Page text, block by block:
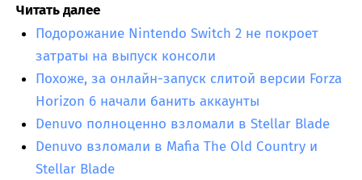
Читать далее
Подорожание Nintendo Switch 2 не покроет
затраты на выпуск консоли
Похоже, за онлайн-запуск слитой версии Forza
Horizon 6 начали банить аккаунты
Denuvo полноценно взломали в Stellar Blade
Denuvo взломали в Mafia The Old Country и
Stellar Blade